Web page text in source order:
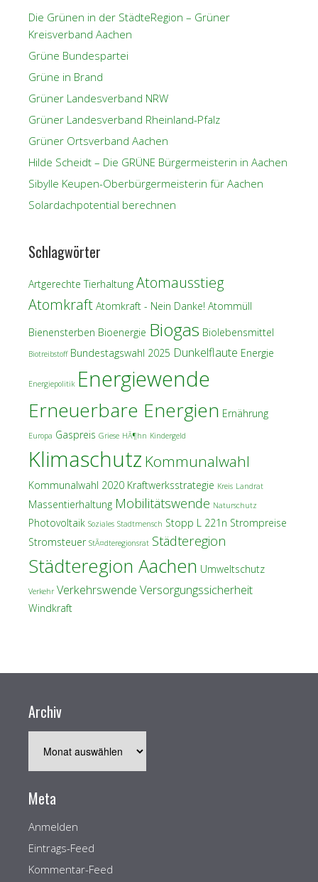
Die Grünen in der StädteRegion – Grüner
Kreisverband Aachen
Grüne Bundespartei
Grüne in Brand
Grüner Landesverband NRW
Grüner Landesverband Rheinland-Pfalz
Grüner Ortsverband Aachen
Hilde Scheidt – Die GRÜNE Bürgermeisterin in Aachen
Sibylle Keupen-Oberbürgermeisterin für Aachen
Solardachpotential berechnen
Schlagwörter
Artgerechte Tierhaltung Atomausstieg
Atomkraft Atomkraft - Nein Danke! Atommüll
Bienensterben Bioenergie Biogas Biolebensmittel
Biotreibstoff Bundestagswahl 2025 Dunkelflaute Energie
Energiepolitik Energiewende
Erneuerbare Energien Ernährung
Europa Gaspreis Griese HÃ¶hn Kindergeld
Klimaschutz Kommunalwahl
Kommunalwahl 2020 Kraftwerksstrategie Kreis Landrat
Massentierhaltung Mobilitätswende Naturschutz
Photovoltaik Soziales Stadtmensch Stopp L 221n Strompreise
Stromsteuer StÃ¤dteregionsrat Städteregion
Städteregion Aachen Umweltschutz
Verkehr Verkehrswende Versorgungssicherheit
Windkraft
Archiv
Meta
Anmelden
Eintrags-Feed
Kommentar-Feed